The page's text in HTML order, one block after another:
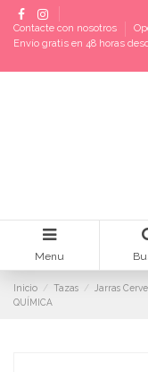
Contacte con nosotros
Envío gratis en 48 horas
Menu
Inicio Tazas Jarras
QUÍMICA